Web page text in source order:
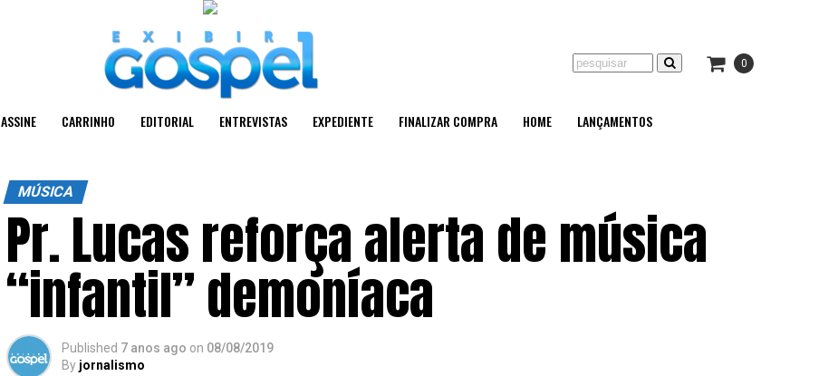
0
ASSINE CARRINHO EDITORIAL ENTREVISTAS EXPEDIENTE FINALIZAR COMPRA HOME LANÇAMENTOS
MÚSICA
Pr. Lucas reforça alerta de música
“infantil” demoníaca
Published 7 anos ago on 08/08/2019
By jornalismo